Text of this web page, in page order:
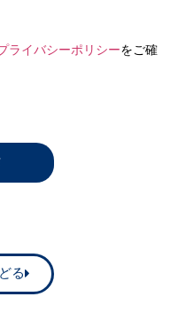
ライバシーポリシーをご確
る